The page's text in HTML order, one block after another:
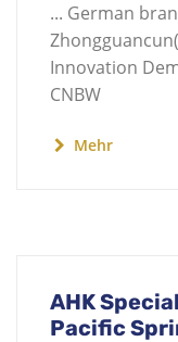
... German
Innovation
CNBW
Mehr
AHK
Pacific